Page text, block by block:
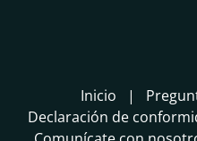
Inicio
Declaración de